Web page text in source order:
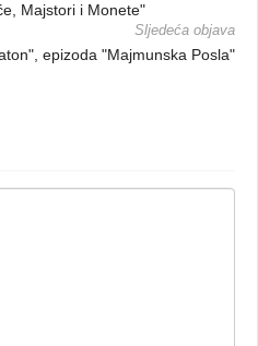
Majstori i Monete"
Sljedeća objava
epizoda "Majmunska Posla"